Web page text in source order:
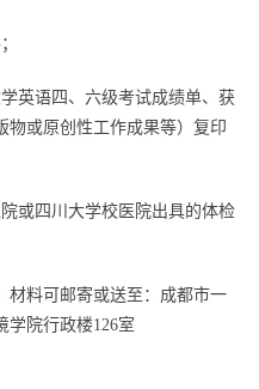
英语四、六级考试成绩单、获
物或原创性工作成果等）复印
或四川大学校医院出具的体检
材料可邮寄或送至：成都市一
学院行政楼126室